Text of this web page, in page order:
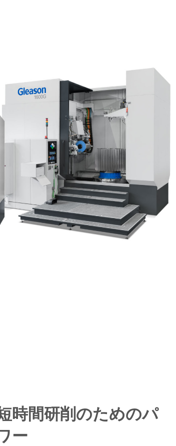
時間研削のためのパ
ー